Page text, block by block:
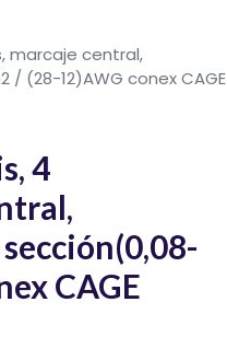
marcaje central,
(28-12)AWG conex CAGE
4
CAGE